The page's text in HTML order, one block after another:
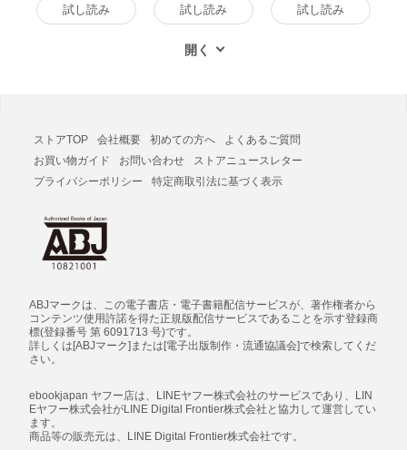
試し読み
試し読み
試し読み
ストアTOP 会社概要 初めての方へ
よくあるご質問
お買い物ガイド
お問い合わせ
ストアニュースレター
プライバシーポリシー
特定商取引法に基づく表示
ABJマークは、この電子書店・電子書籍配信サービスが、著作権者から
コンテンツ使用許諾を得た正規版配信サービスであることを示す登録商
標(登録番号 第 6091713 号)です。
詳しくは[ABJマーク]または[電子出版制作・流通協議会]で検索してくだ
さい。
ebookjapan ヤフー店は、LINEヤフー株式会社のサービスであり、LIN
Eヤフー株式会社がLINE Digital Frontier株式会社と協力して運営してい
ます。
商品等の販売元は、LINE Digital Frontier株式会社です。